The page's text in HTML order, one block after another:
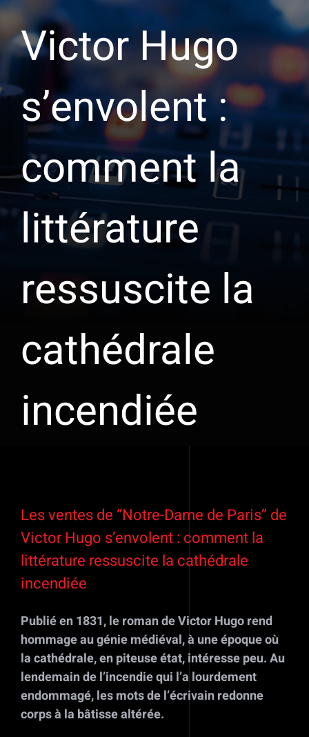
Victor Hugo
s’envolent :
comment la
littérature
ressuscite la
cathédrale
incendiée
l'image
agrandie
Les ventes de “Notre-Dame de Paris” de
Victor Hugo s’envolent : comment la
littérature ressuscite la cathédrale
incendiée
Publié en 1831, le roman de Victor Hugo rend
hommage au génie médiéval, à une époque où
la cathédrale, en piteuse état, intéresse peu. Au
lendemain de l’incendie qui l’a lourdement
endommagé, les mots de l’écrivain redonne
corps à la bâtisse altérée.